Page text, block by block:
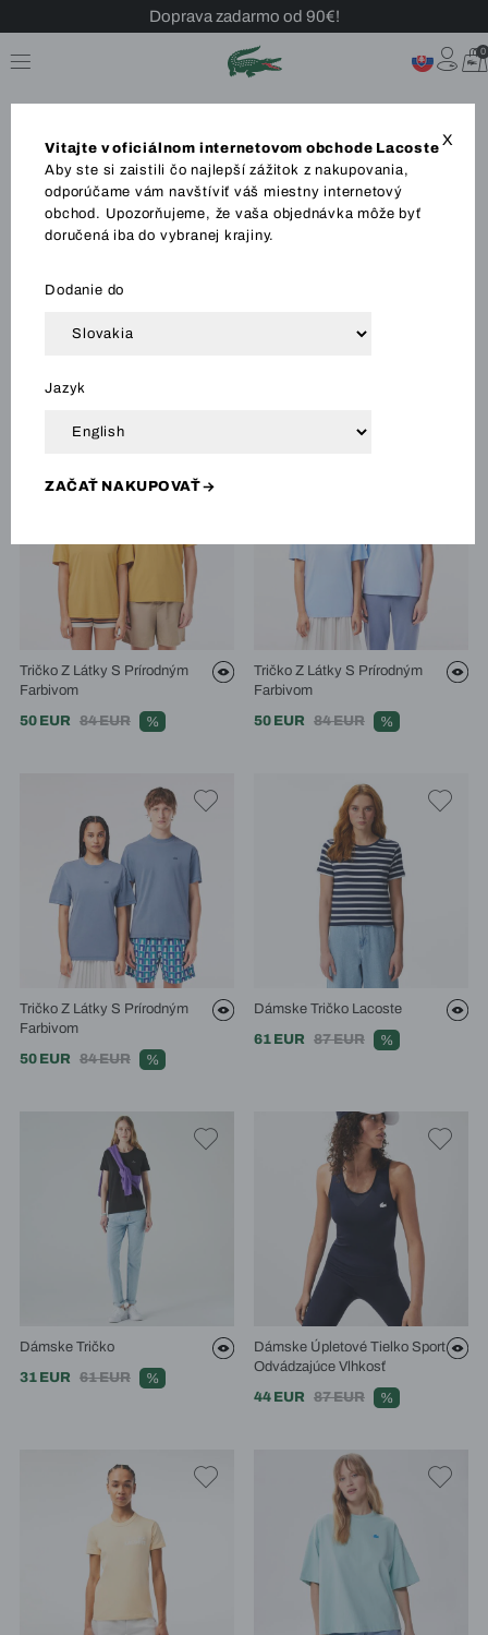
Sezónny výpredaj až -40 %!
Bezplatné vrátenie!
0
OBLEČENIE Polo Tričká
Tričko Z Látky S Prírodným
Farbivom
50 EUR
84 EUR %
Tričko Z Látky S Prírodným
Farbivom
50 EUR
84 EUR %
Tričko Z Látky S Prírodným
Farbivom
50 EUR
84 EUR %
Dámske Tričko Lacoste
61 EUR
87 EUR %
Dámske Tričko
31 EUR
61 EUR %
Dámske Úpletové Tielko Sport
Odvádzajúce Vlhkosť
44 EUR
87 EUR %
X
Vitajte v oficiálnom internetovom obchode Lacoste
Aby ste si zaistili čo najlepší zážitok z nakupovania,
odporúčame vám navštíviť váš miestny internetový
obchod. Upozorňujeme, že vaša objednávka môže byť
doručená iba do vybranej krajiny.
Dodanie do
Jazyk
ZAČAŤ NAKUPOVAŤ